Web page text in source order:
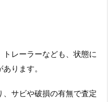
レーラーなども、状態に
ります。
サビや破損の有無で査定